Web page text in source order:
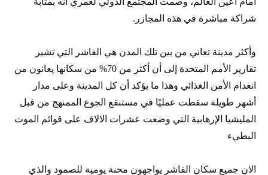
شراكة مباشرة في هذه المجازر.
وأكثر مدينة تعاني من بين تلك المدن هي الفاشر التي تشير
تقارير الأمم المتحدة إلى أن أكثر من 70% من سكانها يعانون من
انعدام الأمن الغذائي وهذا ما يؤكد أن كل المدينة وعلى مدار
أشهر طويلة سقطت عمليًا في مستنقع الجوع الممنهج من قبل
المليشيا الإرهابية التي وضعت عشرات الالاف على قوائم الموت
البطيء
الان جميع سكان الفاشر يواجهون محنة يومية للصمود والذي